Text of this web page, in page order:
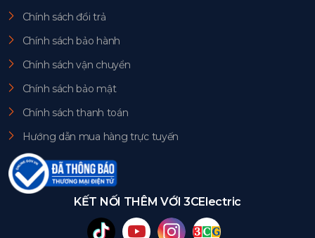
Chính sách đổi trả
Chính sách bảo hành
Chính sách vận chuyển
Chính sách bảo mật
Chính sách thanh toán
Hướng dẫn mua hàng trực tuyến
KẾT NỐI THÊM VỚI 3CElectric